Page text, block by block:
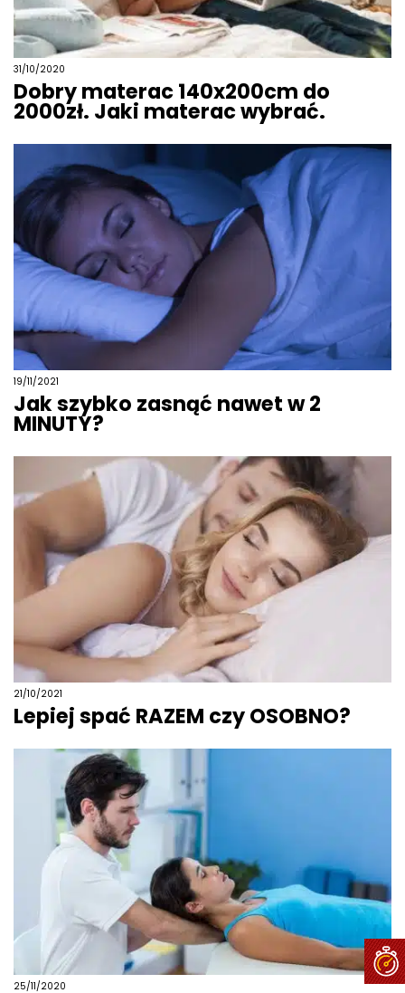
31/10/2020
Dobry materac 140x200cm do
2000zł. Jaki materac wybrać.
19/11/2021
Jak szybko zasnąć nawet w 2
MINUTY?
21/10/2021
Lepiej spać RAZEM czy OSOBNO?
25/11/2020